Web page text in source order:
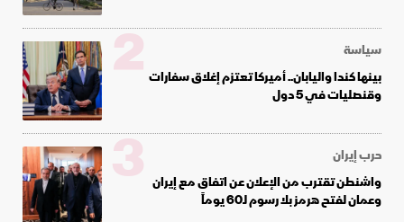
سياسة
بينها كندا واليابان.. أميركا تعتزم إغلاق سفارات
وقنصليات في 5 دول
2
حرب إيران
واشنطن تقترب من الإعلان عن اتفاق مع إيران
وعمان لفتح هرمز بلا رسوم لـ60 يوماً
3